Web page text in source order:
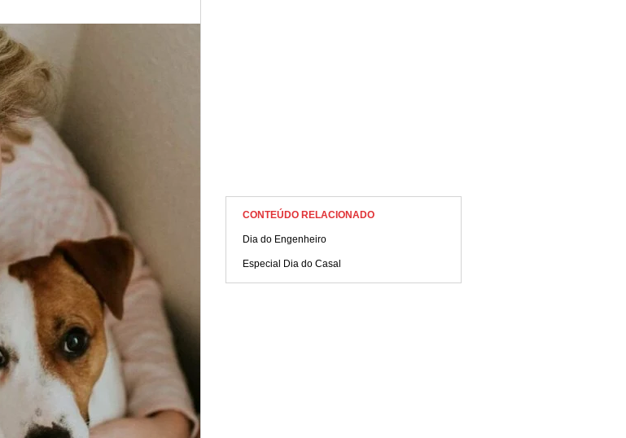
CONTEÚDO RELACIONADO
Dia do Engenheiro
Especial Dia do Casal